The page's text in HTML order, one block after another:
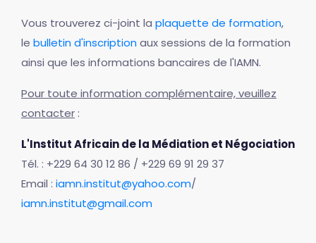
Vous trouverez ci-joint la plaquette de formation,
le bulletin d'inscriptionaux sessions de la formation
ainsi que les informations bancaires de l'IAMN.
Pour toute information complémentaire, veuillez
contacter :
L'Institut Africain de la Médiation et Négociation
Tél. : +229 64 30 12 86 / +229 69 91 29 37
Email : iamn.institut@yahoo.com/
iamn.institut@gmail.com